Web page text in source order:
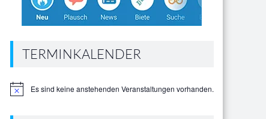
TERMINKALENDER
HinweisEs sind keine anstehenden Veranstaltungen vorhanden.